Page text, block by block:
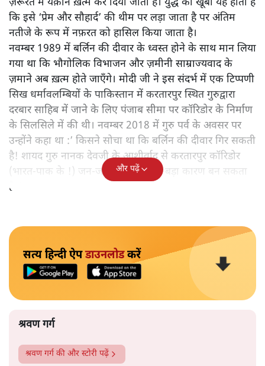
ज़रूरत में यक़ीन ख़त्म कर दिया जाता है। युद्ध की खूबी यह होती है
कि इसे ‘प्रेम और सौहार्द’ की थीम पर लड़ा जाता है पर अंतिम
नतीजे के रूप में नफ़रत को हासिल किया जाता है।
नवम्बर 1989 में बर्लिन की दीवार के ध्वस्त होने के साथ मान लिया
गया था कि भौगोलिक विभाजन और ज़मीनी साम्राज्यवाद के
ज़माने अब ख़त्म होते जाएँगे। मोदी जी ने इस संदर्भ में एक टिप्पणी
सिख धर्मावलम्बियों के पाकिस्तान में करतारपुर स्थित गुरुद्वारा
दरबार साहिब में जाने के लिए पंजाब सीमा पर कॉरिडोर के निर्माण
के सिलसिले में की थी। नवम्बर 2018 में गुरु पर्व के अवसर पर
उन्होंने कहा था :’ किसने सोचा था कि बर्लिन की दीवार गिर सकती
है! शायद गुरु नानक देवजी के आशीर्वाद से करतारपुर कॉरिडोर
(भारत-पाक के !) जन-जन को जोड़ने का बड़ा कारण बन सकता
है!‘
और पढ़ें
सत्य हिन्दी ऐपडाउनलोडकरें
श्रवण गर्ग
श्रवण गर्ग की और स्टोरी पढ़ें